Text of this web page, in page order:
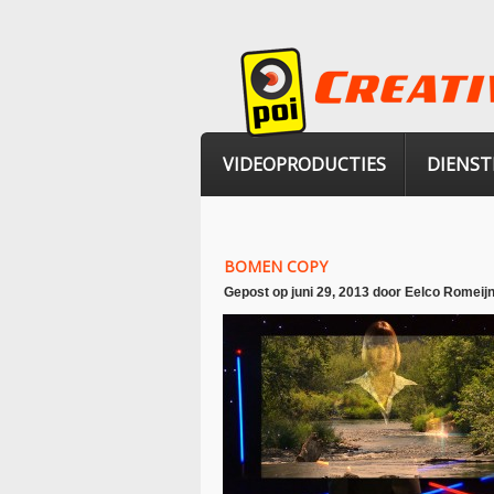
VIDEOPRODUCTIES
BOMEN COPY
Gepost op juni 29, 2013 door Eelco Romeijn